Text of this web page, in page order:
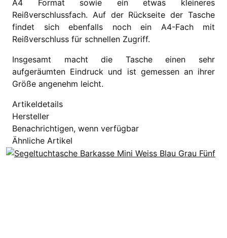
A4 Format sowie ein etwas kleineres
Reißverschlussfach. Auf der Rückseite der Tasche
findet sich ebenfalls noch ein A4-Fach mit
Reißverschluss für schnellen Zugriff.
Insgesamt macht die Tasche einen sehr
aufgeräumten Eindruck und ist gemessen an ihrer
Größe angenehm leicht.
Artikeldetails
Hersteller
Benachrichtigen, wenn verfügbar
Ähnliche Artikel